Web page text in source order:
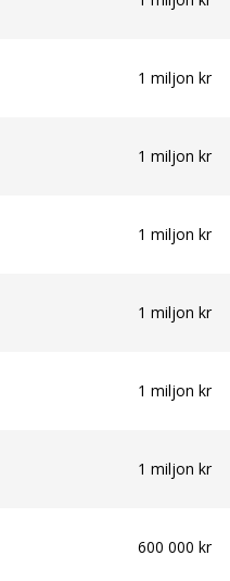
1 miljon kr
1 miljon kr
1 miljon kr
1 miljon kr
1 miljon kr
1 miljon kr
600 000 kr